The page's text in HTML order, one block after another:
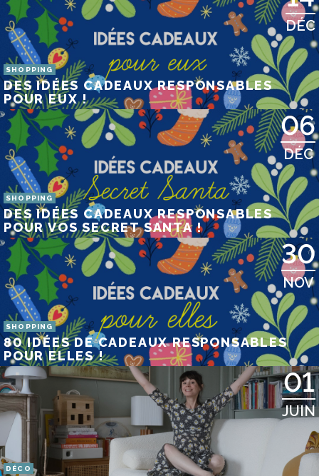
DÉC
SHOPPING
DES IDÉES CADEAUX RESPONSABLES
POUR EUX !
06
DÉC
SHOPPING
DES IDÉES CADEAUX RESPONSABLES
POUR VOS SECRET SANTA !
30
NOV
SHOPPING
80 IDÉES DE CADEAUX RESPONSABLES
POUR ELLES !
01
JUIN
DÉCO